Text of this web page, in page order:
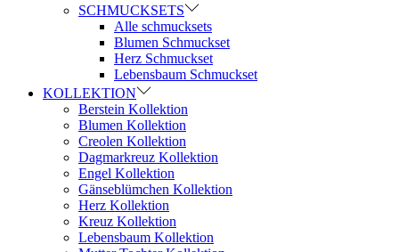
SCHMUCKSETS
Alle schmucksets
Blumen Schmuckset
Herz Schmuckset
Lebensbaum Schmuckset
KOLLEKTION
Berstein Kollektion
Blumen Kollektion
Creolen Kollektion
Dagmarkreuz Kollektion
Engel Kollektion
Gänseblümchen Kollektion
Herz Kollektion
Kreuz Kollektion
Lebensbaum Kollektion